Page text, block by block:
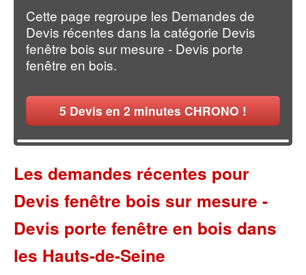
Cette page regroupe les Demandes de
Devis récentes dans la catégorie Devis
fenêtre bois sur mesure - Devis porte
fenêtre en bois.
5 Devis en 2 minutes CHRONO !
Les demandes récentes pour
Devis fenêtre bois sur mesure -
Devis porte fenêtre en bois dans
les Hauts-de-Seine